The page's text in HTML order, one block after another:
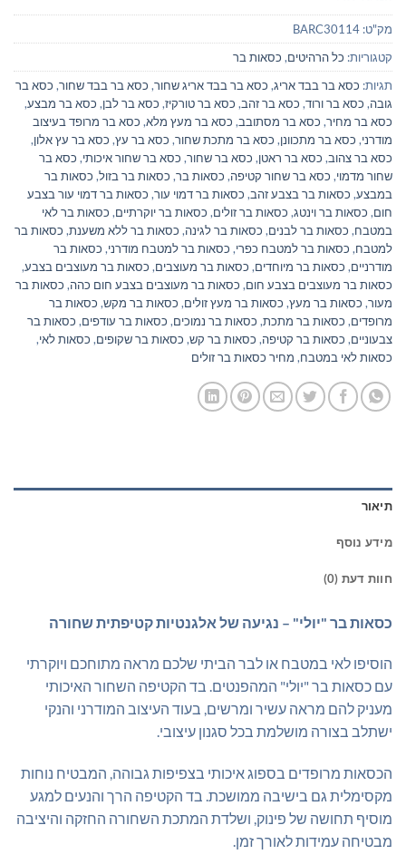
מק"ט: BARC30114
קטגוריות: כל הרהיטים, כסאות בר
תגיות: כסא בר בבד אריג, כסא בר בבד אריג שחור, כסא בר בבד שחור, כסא בר
גובה, כסא בר ורוד, כסא בר זהב, כסא בר טורקיז, כסא בר לבן, כסא בר מבצע,
כסא בר מחיר, כסא בר מסתובב, כסא בר מעץ מלא, כסא בר מרופד בעיצוב
מודרני, כסא בר מתכוונן, כסא בר מתכת שחור, כסא בר עץ, כסא בר עץ אלון,
כסא בר צהוב, כסא בר ראטן, כסא בר שחור, כסא בר שחור איכותי, כסא בר
שחור מדמוי, כסא בר שחור קטיפה, כסאות בר, כסאות בר בזול, כסאות בר
במבצע, כסאות בר בצבע זהב, כסאות בר דמוי עור, כסאות בר דמוי עור בצבע
חום, כסאות בר וינטג, כסאות בר זולים, כסאות בר יוקרתיים, כסאות בר לאי
במטבח, כסאות בר לבנים, כסאות בר לגינה, כסאות בר ללא משענת, כסאות בר
למטבח, כסאות בר למטבח כפרי, כסאות בר למטבח מודרני, כסאות בר
מודרניים, כסאות בר מיוחדים, כסאות בר מעוצבים, כסאות בר מעוצבים בצבע,
כסאות בר מעוצבים בצבע חום, כסאות בר מעוצבים בצבע חום כהה, כסאות בר
מעור, כסאות בר מעץ, כסאות בר מעץ זולים, כסאות בר מקש, כסאות בר
מרופדים, כסאות בר מתכת, כסאות בר נמוכים, כסאות בר עודפים, כסאות בר
צבעוניים, כסאות בר קטיפה, כסאות בר קש, כסאות בר שקופים, כסאות לאי,
כסאות לאי במטבח, מחיר כסאות בר זולים
תיאור
מידע נוסף
חוות דעת (0)
כסאות בר "יולי" – נגיעה של אלגנטיות קטיפתית שחורה
הוסיפו לאי במטבח או לבר הביתי שלכם מראה מתוחכם ויוקרתי
עם כסאות בר "יולי" המהפנטים. בד הקטיפה השחור האיכותי
מעניק להם מראה עשיר ומרשים, בעוד העיצוב המודרני והנקי
ישתלב בצורה מושלמת בכל סגנון עיצובי.
הכסאות מרופדים בספוג איכותי בצפיפות גבוהה, המבטיח נוחות
מקסימלית גם בישיבה ממושכת. בד הקטיפה הרך והנעים למגע
מוסיף תחושה של פינוק, ושלדת המתכת השחורה החזקה והיציבה
מבטיחה עמידות לאורך זמן.